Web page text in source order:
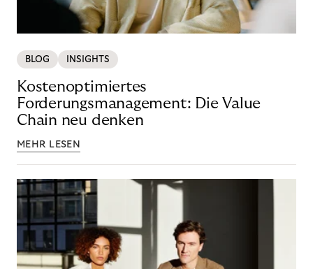
BLOG INSIGHTS
Kostenoptimiertes
Forderungsmanagement: Die Value
Chain neu denken
MEHR LESEN